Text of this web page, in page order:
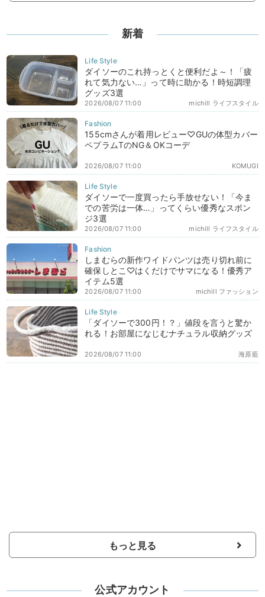
新着
ダイソーのこれ持っとくと便利だよ～！「疲
れて気力ない…」って時に助かる！時短調理
グッズ3選
michill ライフスタイル
2026/08/07 11:00
155cmさんが着用レビュー♡GUの体型カバー
ペプラムTのNG＆OKコーデ
KOMUGI
2026/08/07 11:00
ダイソーで一度買ったら手放せない！「今ま
での苦労は一体…」ってくらい優秀なスポン
ジ3選
michill ライフスタイル
2026/08/07 11:00
しまむらの新作ワイドパンツは売り切れ前に
確保しとこ♡はくだけでサマになる！優秀ア
イテム5選
michill ファッション
2026/08/07 11:00
「ダイソーで300円！？」値段を言うと驚か
れる！お部屋になじむナチュラル収納グッズ
海原藍
2026/08/07 11:00
もっと見る
公式アカウント